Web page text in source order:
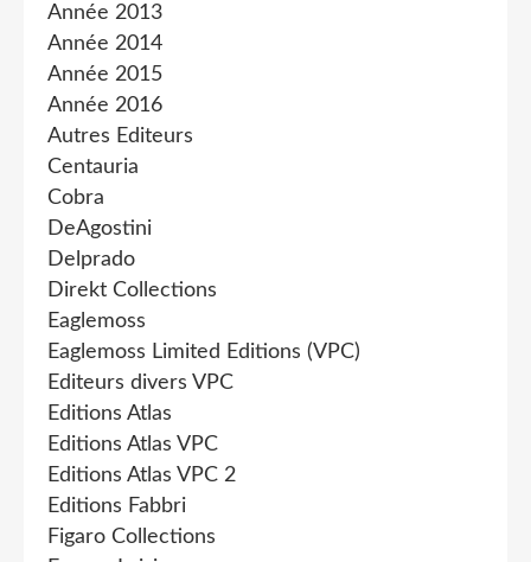
Année 2013
Année 2014
Année 2015
Année 2016
Autres Editeurs
Centauria
Cobra
DeAgostini
Delprado
Direkt Collections
Eaglemoss
Eaglemoss Limited Editions (VPC)
Editeurs divers VPC
Editions Atlas
Editions Atlas VPC
Editions Atlas VPC 2
Editions Fabbri
Figaro Collections